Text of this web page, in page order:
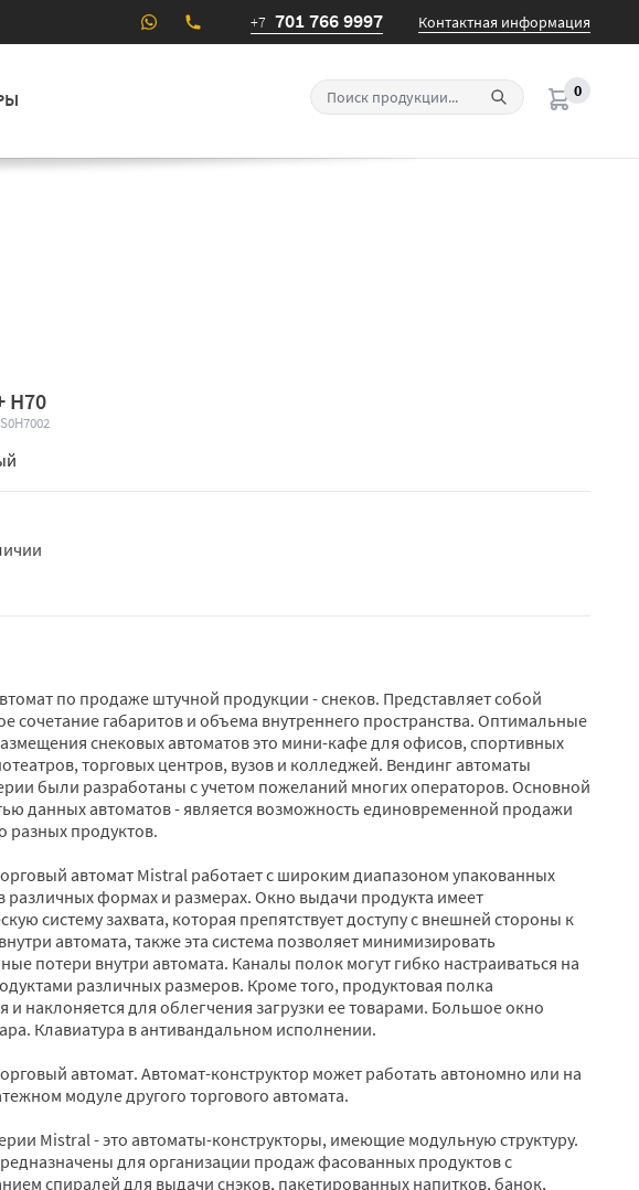
+7 701 766 9997 Контактная информация
0
H70
по продаже штучной продукции - снеков. Представляет собой
сочетание габаритов и объема внутреннего пространства. Оптимальные
снековых автоматов это мини-кафе для офисов, спортивных
торговых центров, вузов и колледжей. Вендинг автоматы
были разработаны с учетом пожеланий многих операторов. Основной
данных автоматов - является возможность единовременной продажи
разных продуктов.
автомат Mistral работает с широким диапазоном упакованных
различных формах и размерах. Окно выдачи продукта имеет
систему захвата, которая препятствует доступу с внешней стороны к
автомата, также эта система позволяет минимизировать
потери внутри автомата. Каналы полок могут гибко настраиваться на
различных размеров. Кроме того, продуктовая полка
и наклоняется для облегчения загрузки ее товарами. Большое окно
Клавиатура в антивандальном исполнении.
автомат. Автомат-конструктор может работать автономно или на
модуле другого торгового автомата.
Mistral - это автоматы-конструкторы, имеющие модульную структуру.
для организации продаж фасованных продуктов с
спиралей для выдачи снэков, пакетированных напитков, банок,